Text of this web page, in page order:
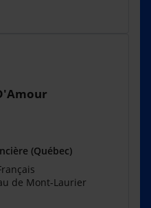
(Québec)
de Mont-Laurier